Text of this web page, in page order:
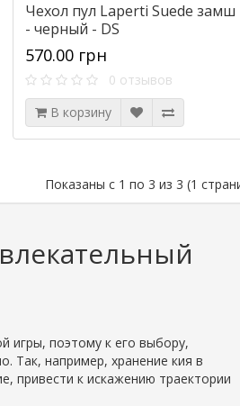
Чехол пул Laperti Suede замш
- черный - DS
570.00 грн
0 отзывов
В корзину
Показаны с 1 по 3 из 3 (1
игры, поэтому к его выбору,
Так, например, хранение кия в
привести к искажению траектории